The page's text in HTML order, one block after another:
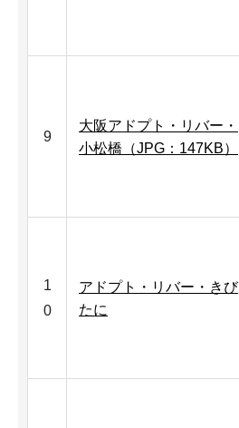
9
大阪アドプト・リバー・
小松橋（JPG：147KB）
1
0
アドプト・リバー・きび
たに